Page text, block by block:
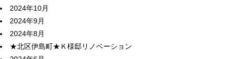
2024年10月
2024年9月
2024年8月
★北区伊島町★Ｋ様邸リノベーション